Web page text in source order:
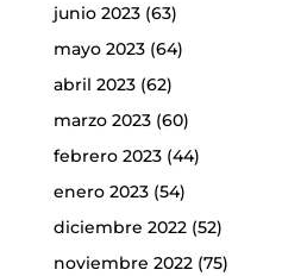
junio 2023(63)
mayo 2023(64)
abril 2023(62)
marzo 2023(60)
febrero 2023(44)
enero 2023(54)
diciembre 2022(52)
noviembre 2022(75)